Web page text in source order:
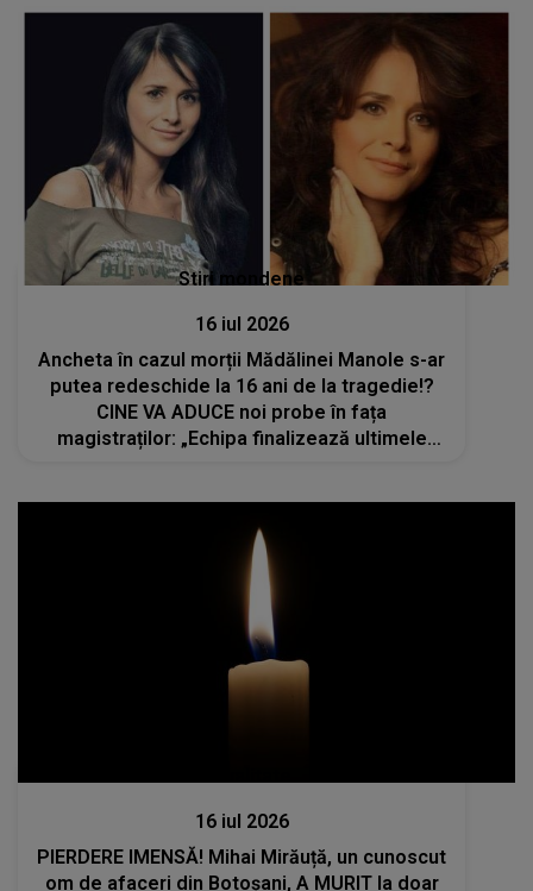
Stiri mondene
16 iul 2026
Ancheta în cazul morții Mădălinei Manole s-ar
putea redeschide la 16 ani de la tragedie!?
CINE VA ADUCE noi probe în fața
magistraților: „Echipa finalizează ultimele
16 iul 2026
PIERDERE IMENSĂ! Mihai Mirăuță, un cunoscut
om de afaceri din Botoșani, A MURIT la doar